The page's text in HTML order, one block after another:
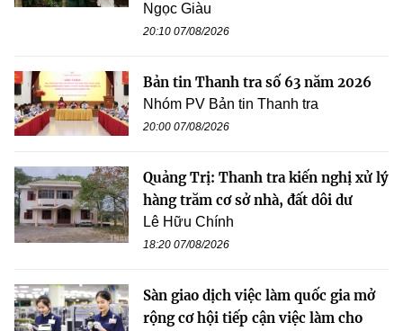
Ngọc Giàu
20:10 07/08/2026
Bản tin Thanh tra số 63 năm 2026
Nhóm PV Bản tin Thanh tra
20:00 07/08/2026
Quảng Trị: Thanh tra kiến nghị xử lý
hàng trăm cơ sở nhà, đất dôi dư
Lê Hữu Chính
18:20 07/08/2026
Sàn giao dịch việc làm quốc gia mở
rộng cơ hội tiếp cận việc làm cho